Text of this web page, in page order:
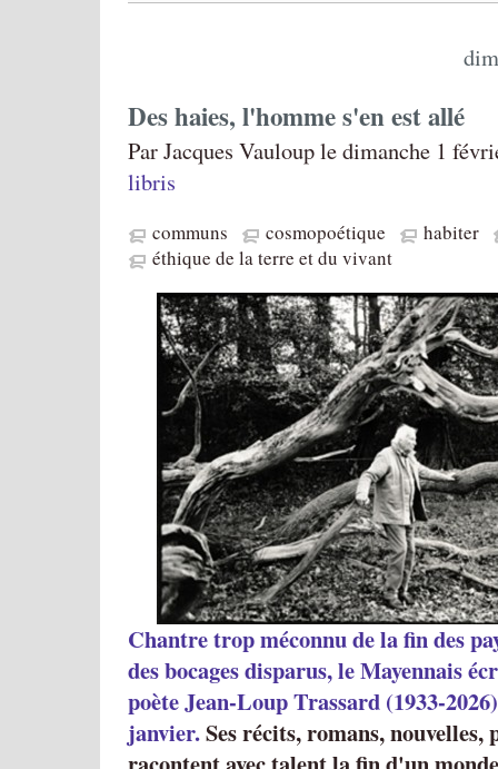
Des haies, l'homme s'en est allé
Par Jacques Vauloup le dimanche 1
libris
communs cosmopoétique
habiter
éthique de la terre et du vivant
Chantre trop méconnu de la fin des
des bocages disparus, le Mayennais
poète Jean-Loup Trassard (1933-
janvier.Ses récits, romans, nouvelles,